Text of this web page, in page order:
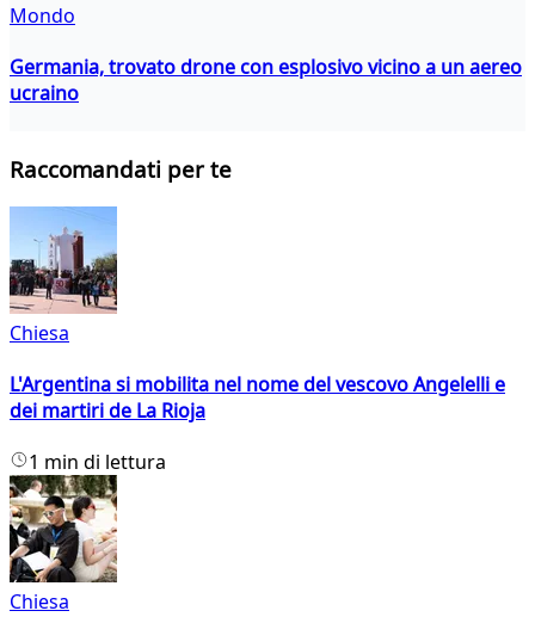
Mondo
Germania, trovato drone con esplosivo vicino a un aereo
ucraino
Raccomandati per te
Chiesa
L'Argentina si mobilita nel nome del vescovo Angelelli e
dei martiri de La Rioja
1 min di lettura
Chiesa